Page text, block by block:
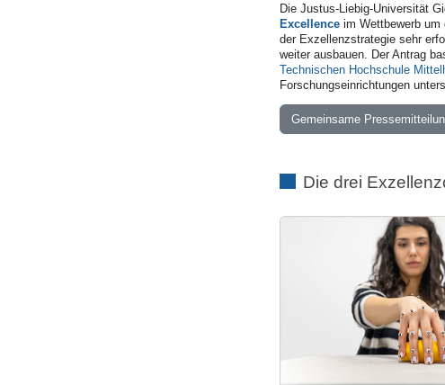
Die Justus-Liebig-Universität
Excellence im Wettbewerb um
der Exzellenzstrategie sehr
weiter ausbauen. Der Antrag
Technischen Hochschule
Forschungseinrichtungen
Gemeinsame
Die drei